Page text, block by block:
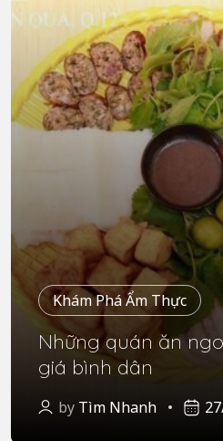
Khám Phá Ẩm Thực
Những quán ăn
giá bình dân
by Tìm Nhanh